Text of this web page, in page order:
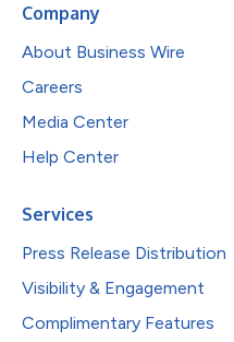
Company
About Business Wire
Careers
Media Center
Help Center
Services
Press Release Distribution
Visibility & Engagement
Complimentary Features